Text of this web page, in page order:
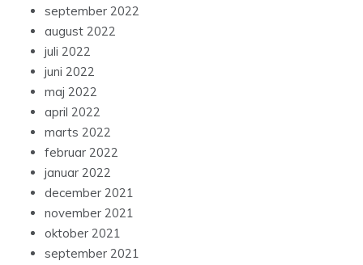
september 2022
august 2022
juli 2022
juni 2022
maj 2022
april 2022
marts 2022
februar 2022
januar 2022
december 2021
november 2021
oktober 2021
september 2021